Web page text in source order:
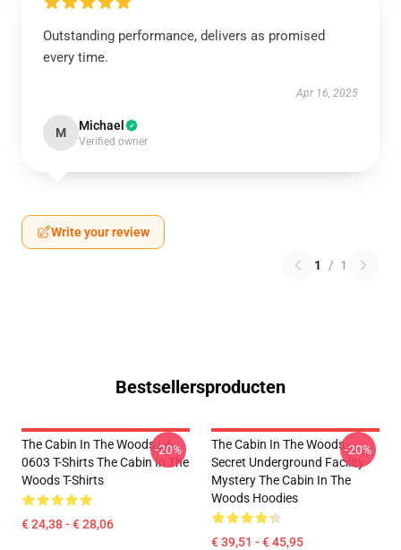
Outstanding performance, delivers as promised
every time.
Apr 16, 2025
M Michael
Verified owner
Write your review
1 / 1
Bestsellersproducten
The Cabin In The Woods LA
0603 T-Shirts The Cabin In The
Woods T-Shirts
€ 24,38 - € 28,06
-20%
The Cabin In The Woods -
Secret Underground Facility
Mystery The Cabin In The
Woods Hoodies
€ 39,51 - € 45,95
-20%